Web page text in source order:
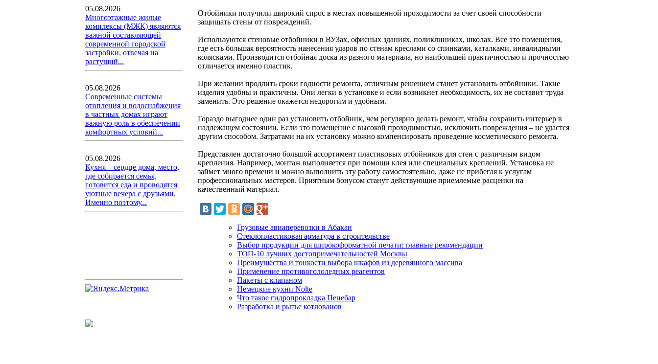
05.08.2026
Многоэтажные жилые
комплексы (МЖК) являются
важной составляющей
современной городской
застройки, отвечая на
растущий...
05.08.2026
Современные системы
отопления и водоснабжения
в частных домах играют
важную роль в обеспечении
комфортных условий...
05.08.2026
Кухня – сердце дома, место,
где собирается семья,
готовится еда и проводятся
уютные вечера с друзьями.
Именно поэтому...
Отбойники получили широкий спрос в местах повышенной проходимости за счет своей способности
защищать стены от повреждений.
Используются стеновые отбойники в ВУЗах, офисных зданиях, поликлиниках, школах. Все это помещения,
где есть большая вероятность нанесения ударов по стенам креслами со спинками, каталками, инвалидными
колясками. Производится отбойная доска из разного материала, но наибольшей практичностью и прочностью
отличается именно пластик.
При желании продлить сроки годности ремонта, отличным решением станет установить отбойники. Такие
изделия удобны и практичны. Они легки в установке и если возникнет необходимость, их не составит труда
заменить. Это решение окажется недорогим и удобным.
Гораздо выгоднее один раз установить отбойник, чем регулярно делать ремонт, чтобы сохранить интерьер в
надлежащем состоянии. Если это помещение с высокой проходимостью, исключить повреждения – не удастся
другим способом. Затратами на их установку можно компенсировать проведение косметического ремонта.
Представлен достаточно большой ассортимент пластиковых отбойников для стен с различным видом
крепления. Например, монтаж выполняется при помощи клея или специальных креплений. Установка не
займет много времени и можно выполнить эту работу самостоятельно, даже не прибегая к услугам
профессиональных мастеров. Приятным бонусом станут действующие приемлемые расценки на
качественный материал.
Грузовые авиаперевозки в Абакан
Стеклопластиковая арматура в строительстве
Выбор продукции для широкоформатной печати: главные рекомендации
ТОП-10 лучших достопримечательностей Москвы
Преимущества и тонкости выбора шкафов из деревянного массива
Применение противогололедных реагентов
Пакеты с клапаном
Немецкие кухни Nolte
Что такое гидропрокладка Пенебар
Разработка и рытье котлованов